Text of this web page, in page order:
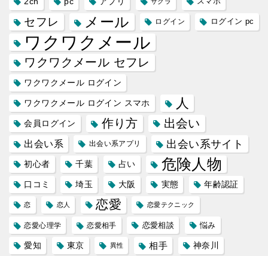
セフレ メール ログイン ログイン pc
ワクワクメール
ワクワクメール セフレ
ワクワクメール ログイン
ワクワクメール ログイン スマホ 人
会員ログイン 作り方 出会い
出会い系 出会い系アプリ 出会い系サイト
初心者 千葉 占い 危険人物
口コミ 埼玉 大阪 実態 年齢認証
恋 恋人 恋愛 恋愛テクニック
恋愛心理学 恋愛相手 恋愛相談 悩み
愛知 東京 異性 相手 神奈川